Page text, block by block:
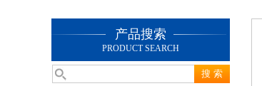
产品搜索
PRODUCT SEARCH